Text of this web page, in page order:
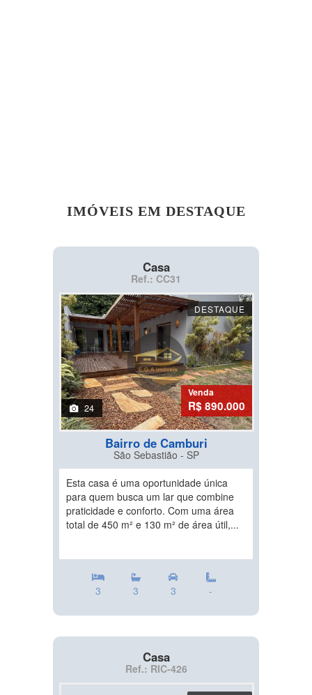
IMÓVEIS EM DESTAQUE
Casa
Ref.: CC31
DESTAQUE
24
Venda
R$ 890.000
Bairro de Camburi
São Sebastião - SP
Esta casa é uma oportunidade única
para quem busca um lar que combine
praticidade e conforto. Com uma área
total de 450 m² e 130 m² de área útil,...
3 3 3 -
Casa
Ref.: RIC-426